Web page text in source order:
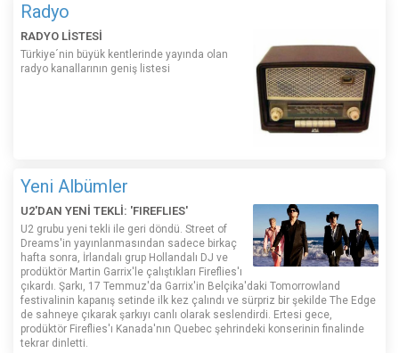
Radyo
RADYO LİSTESİ
Türkiye´nin büyük kentlerinde yayında olan
radyo kanallarının geniş listesi
Yeni Albümler
U2'DAN YENİ TEKLİ: 'FIREFLIES'
U2 grubu yeni tekli ile geri döndü. Street of
Dreams'in yayınlanmasından sadece birkaç
hafta sonra, İrlandalı grup Hollandalı DJ ve
prodüktör Martin Garrix'le çalıştıkları Fireflies'ı
çıkardı. Şarkı, 17 Temmuz'da Garrix'in Belçika'daki Tomorrowland
festivalinin kapanış setinde ilk kez çalındı ​​ve sürpriz bir şekilde The Edge
de sahneye çıkarak şarkıyı canlı olarak seslendirdi. Ertesi gece,
prodüktör Fireflies'ı Kanada'nın Quebec şehrindeki konserinin finalinde
tekrar dinletti.